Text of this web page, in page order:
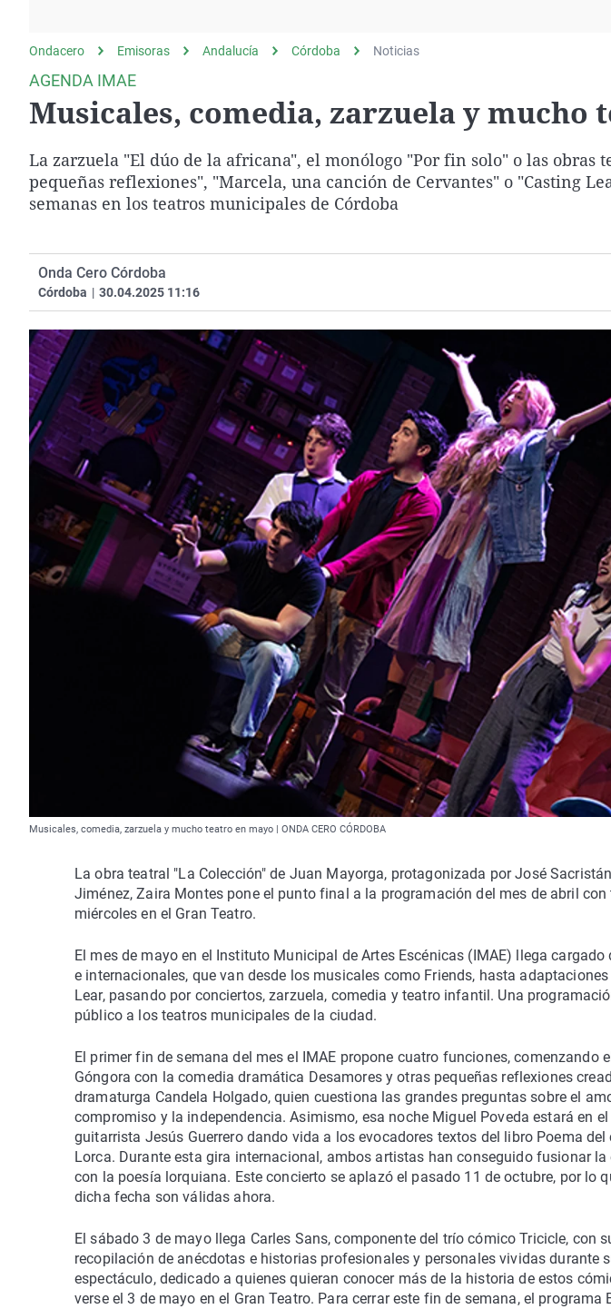
Operación Viuda
Negra
País Vasco
Ondacero Emisoras Andalucía Córdoba Noticias
AGENDA IMAE
Musicales, comedia, zarzuela y mucho
La zarzuela "El dúo de la africana", el monólogo "Por fin solo" o las obras
pequeñas reflexiones", "Marcela, una canción de Cervantes" o "Casting
semanas en los teatros municipales de Córdoba
Onda Cero Córdoba
Córdoba | 30.04.2025 11:16
Musicales, comedia, zarzuela y mucho teatro en mayo | ONDA CERO CÓRDOBA
La obra teatral "La Colección" de Juan Mayorga, protagonizada por José
Jiménez, Zaira Montes pone el punto final a la programación del mes de abril
miércoles en el Gran Teatro.
El mes de mayo en el Instituto Municipal de Artes Escénicas (IMAE) llega
e internacionales, que van desde los musicales como Friends, hasta
Lear, pasando por conciertos, zarzuela, comedia y teatro infantil. Una
público a los teatros municipales de la ciudad.
El primer fin de semana del mes el IMAE propone cuatro funciones, comenzando
Góngora con la comedia dramática Desamores y otras pequeñas reflexiones
dramaturga Candela Holgado, quien cuestiona las grandes preguntas sobre el
compromiso y la independencia. Asimismo, esa noche Miguel Poveda estará en
guitarrista Jesús Guerrero dando vida a los evocadores textos del libro Poema
Lorca. Durante esta gira internacional, ambos artistas han conseguido fusionar
con la poesía lorquiana. Este concierto se aplazó el pasado 11 de octubre, por lo
dicha fecha son válidas ahora.
El sábado 3 de mayo llega Carles Sans, componente del trío cómico Tricicle, con
recopilación de anécdotas e historias profesionales y personales vividas durante
espectáculo, dedicado a quienes quieran conocer más de la historia de estos
verse el 3 de mayo en el Gran Teatro. Para cerrar este fin de semana, el